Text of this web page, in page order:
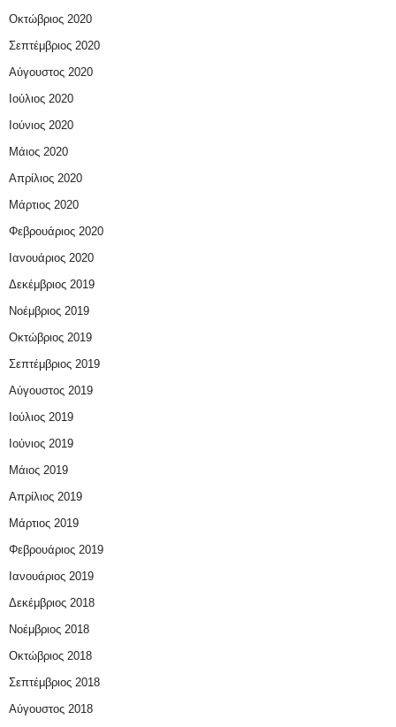
Οκτώβριος 2020
Σεπτέμβριος 2020
Αύγουστος 2020
Ιούλιος 2020
Ιούνιος 2020
Μάιος 2020
Απρίλιος 2020
Μάρτιος 2020
Φεβρουάριος 2020
Ιανουάριος 2020
Δεκέμβριος 2019
Νοέμβριος 2019
Οκτώβριος 2019
Σεπτέμβριος 2019
Αύγουστος 2019
Ιούλιος 2019
Ιούνιος 2019
Μάιος 2019
Απρίλιος 2019
Μάρτιος 2019
Φεβρουάριος 2019
Ιανουάριος 2019
Δεκέμβριος 2018
Νοέμβριος 2018
Οκτώβριος 2018
Σεπτέμβριος 2018
Αύγουστος 2018